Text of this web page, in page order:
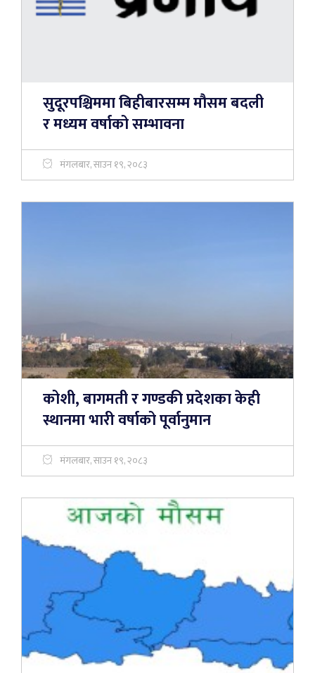
सुदूरपश्चिममा बिहीबारसम्म मौसम बदली
र मध्यम वर्षाको सम्भावना
मंगलबार, साउन १९, २०८३
कोशी, बागमती र गण्डकी प्रदेशका केही
स्थानमा भारी वर्षाको पूर्वानुमान
मंगलबार, साउन १९, २०८३